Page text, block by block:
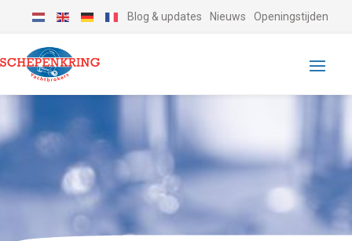
Blog & updates Nieuws Openingstijden